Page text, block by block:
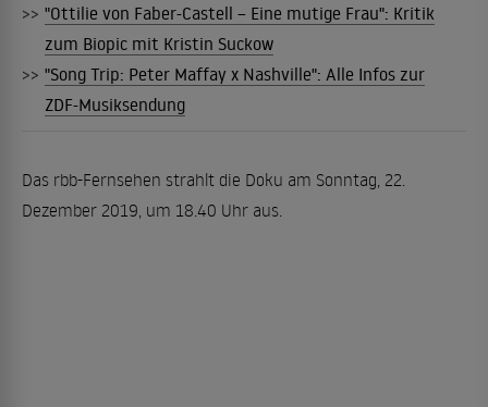
>> "Ottilie von Faber-Castell – Eine mutige Frau": Kritik
zum Biopic mit Kristin Suckow
>> "Song Trip: Peter Maffay x Nashville": Alle Infos zur
ZDF-Musiksendung
Das rbb-Fernsehen strahlt die Doku am Sonntag, 22.
Dezember 2019, um 18.40 Uhr aus.